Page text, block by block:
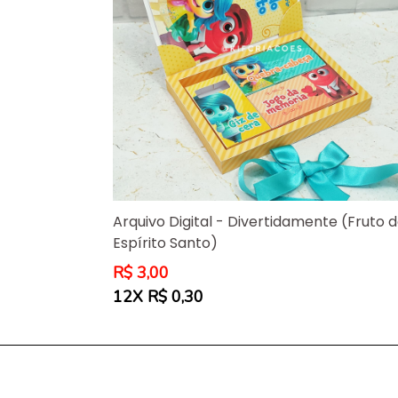
Arquivo Digital - Divertidamente (Fruto
Espírito Santo)
Preço
normal
R$ 3,00
12X R$ 0,30